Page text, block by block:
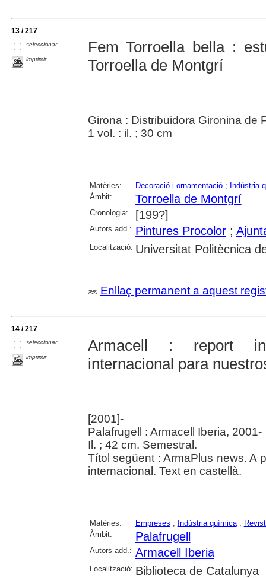
13 / 217
seleccionar
imprimir
Fem Torroella bella :
Torroella de Montgrí
Girona : Distribuidora Gironina de
1 vol. : il. ; 30 cm
Matèries: Decoració i ornamentació; Indústria
Àmbit:
Torroella de Montgrí
Cronologia: [199?]
Autors add.: Pintures Procolor;
Localització: Universitat Politècnica
Enllaç permanent a aquest
14 / 217
seleccionar
imprimir
Armacell : report
internacional para
[2001]-
Palafrugell : Armacell Iberia, 2001-
Il. ; 42 cm. Semestral.
Títol següent : ArmaPlus news. A
internacional. Text en castellà.
Matèries: Empreses ; Indústria química;
Àmbit:
Palafrugell
Autors add.: Armacell Iberia
Localització: Biblioteca de Catalunya